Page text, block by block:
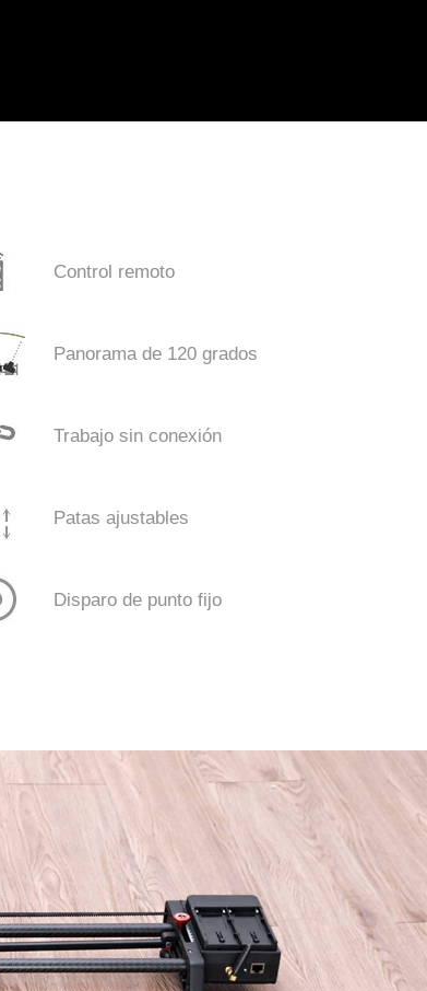
Control remoto
Panorama de 120 grados
Trabajo sin conexión
Patas ajustables
Disparo de punto fijo